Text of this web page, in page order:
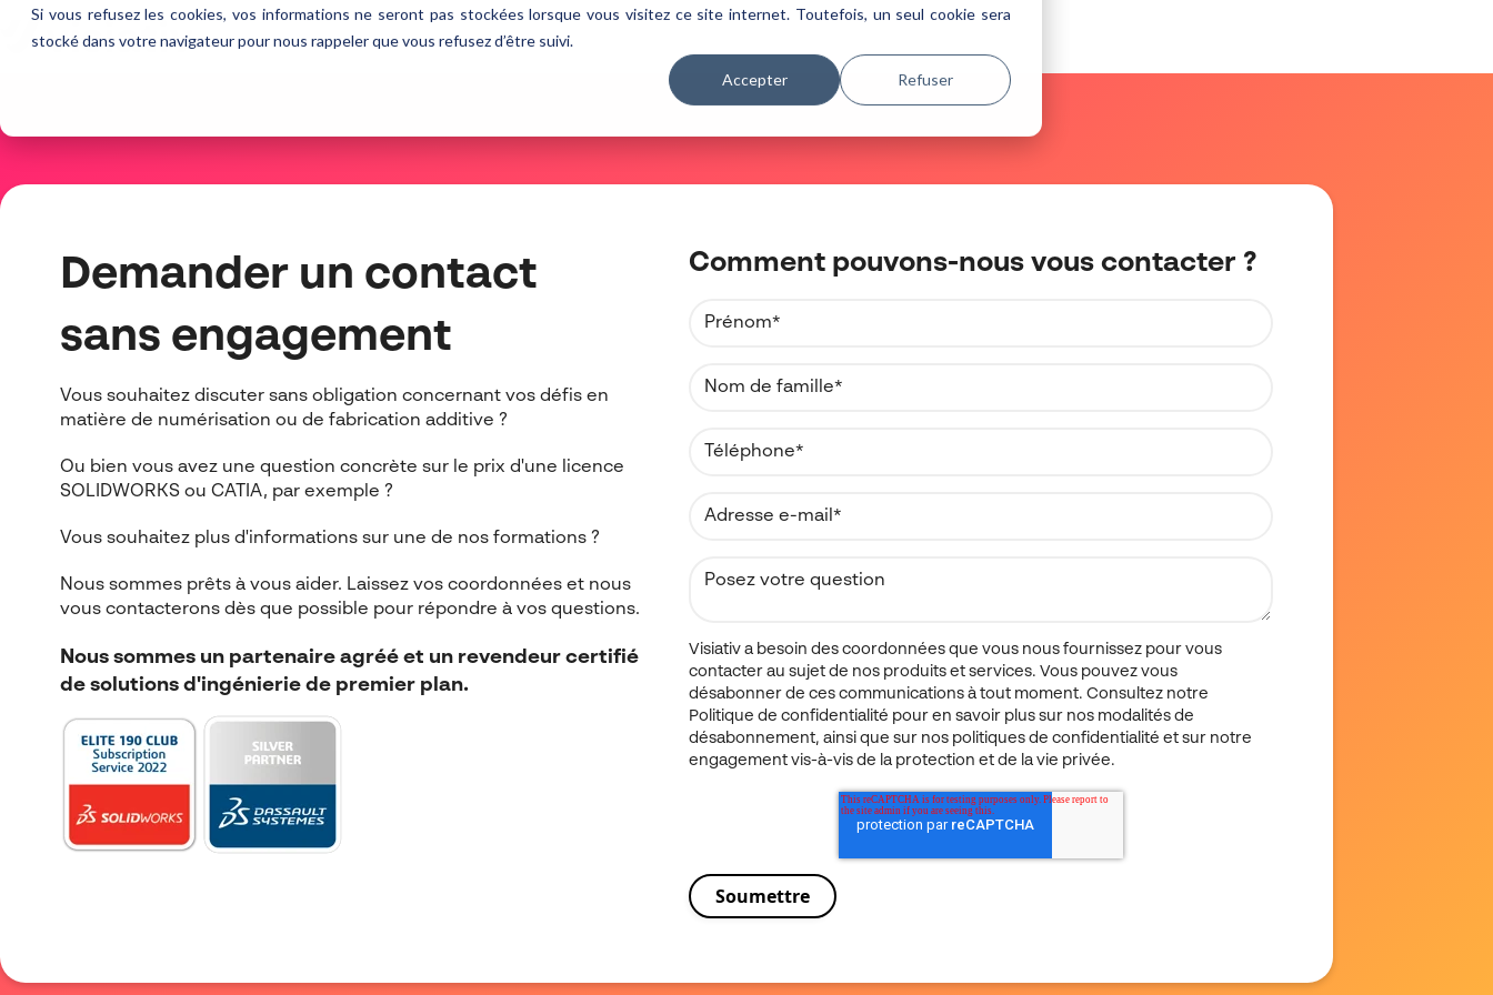
Si vous refusez les cookies, vos informations ne seront pas stockées lorsque vous visitez ce site internet. Toutefois, un seul cookie sera
stocké dans votre navigateur pour nous rappeler que vous refusez d’être suivi.
Accepter Refuser
Demander un contact
sans engagement
Vous souhaitez discutersans obligation concernant vos défis en
matière de numérisation ou de fabrication additive ?
Ou bien vous avez une question concrète sur le prix d'une licence
SOLIDWORKS ou CATIA, par exemple ?
Vous souhaitez plus d'informations sur une de nos formations ?
Nous sommes prêts à vous aider. Laissez vos coordonnées et nous
vous contacterons dès que possible pour répondre à vos questions.
Nous sommes un partenaire agréé et un revendeur certifié
de solutions d'ingénierie de premier plan.
Comment pouvons-nous vous contacter ?
Visiativ a besoin des coordonnées que vous nous fournissez pour vous
contacter au sujet de nos produits et services. Vous pouvez vous
désabonner de ces communications à tout moment. Consultez notre
Politique de confidentialité pour en savoir plus sur nos modalités de
désabonnement, ainsi que sur nos politiques de confidentialité et sur notre
engagement vis-à-vis de la protection et de la vie privée.